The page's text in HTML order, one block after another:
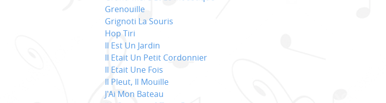
Grenouille
Grignoti La Souris
Hop Tiri
Il Est Un Jardin
Il Etait Un Petit Cordonnier
Il Etait Une Fois
Il Pleut, Il Mouille
J'Ai Mon Bateau